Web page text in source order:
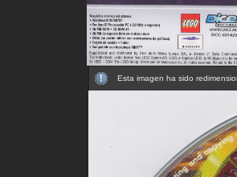
Esta imagen ha sido